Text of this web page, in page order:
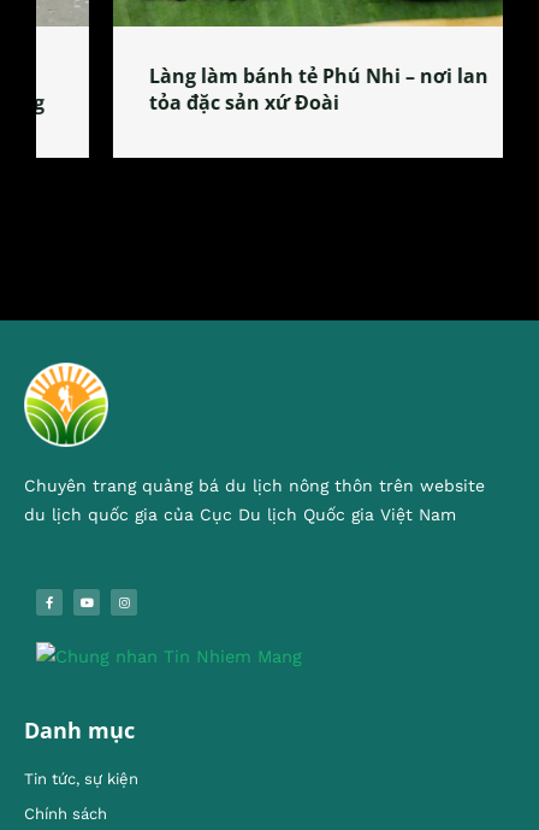
Làng làm bánh tẻ Phú Nhi – nơi lan
tỏa đặc sản xứ Đoài
Chuyên trang quảng bá du lịch nông thôn trên website
du lịch quốc gia của Cục Du lịch Quốc gia Việt Nam
Danh mục
Tin tức, sự kiện
Chính sách